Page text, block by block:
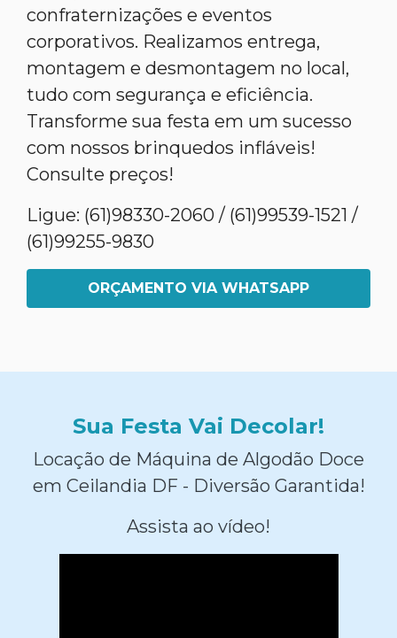
confraternizações e eventos
corporativos. Realizamos entrega,
montagem e desmontagem no local,
tudo com segurança e eficiência.
Transforme sua festa em um sucesso
com nossos brinquedos infláveis!
Consulte preços!
Ligue: (61)98330-2060 / (61)99539-1521 /
(61)99255-9830
ORÇAMENTO VIA WHATSAPP
Sua Festa Vai Decolar!
Locação de Máquina de Algodão Doce
em Ceilandia DF - Diversão Garantida!
Assista ao vídeo!